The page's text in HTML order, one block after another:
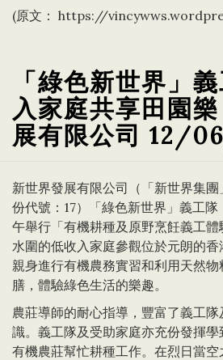
(原文： https://
「綠色新世界」
入家庭共享田園
展有限公司 12/
新世界發展有限公司（「新世界集
份代號：17）「綠色新世界」義工
午舉行「有機耕種及原野烹飪義工
水圍的低收入家庭參觀位於元朗的香
親身進行有機農務實習和利用天然
膳，體驗綠色生活的樂趣。
農莊導師的耐心指導，豐富了義工
識。義工隊及受助家庭亦充份發揮
有機農莊幫忙耕種工作。在烈日當